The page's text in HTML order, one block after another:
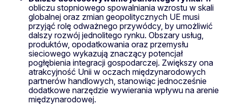
obliczu stopniowego spowalniania wzrostu w skali
globalnej oraz zmian geopolitycznych UE musi
przyjąć rolę odważnego przywódcy, by umożliwić
dalszy rozwój jednolitego rynku. Obszary usług,
produktów, opodatkowania oraz przemysłu
sieciowego wykazują znaczący potencjał
pogłębienia integracji gospodarczej. Zwiększy ona
atrakcyjność Unii w oczach międzynarodowych
partnerów handlowych, stanowiąc jednocześnie
dodatkowe narzędzie wywierania wpływu na arenie
międzynarodowej.